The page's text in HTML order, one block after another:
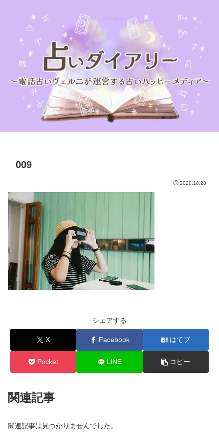
009
2020.10.28
シェアする
X Facebook はてブ
Pocket LINE コピー
関連記事
関連記事は見つかりませんでした。